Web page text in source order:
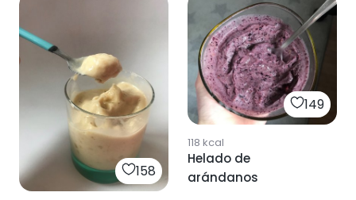
158
149
118 kcal
Helado de
arándanos